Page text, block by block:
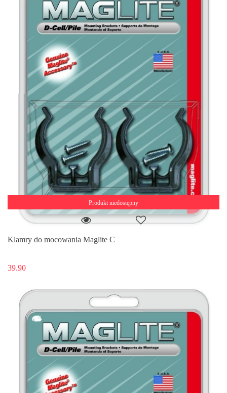
Produkt niedostępny
Klamry do mocowania Maglite C
39.90